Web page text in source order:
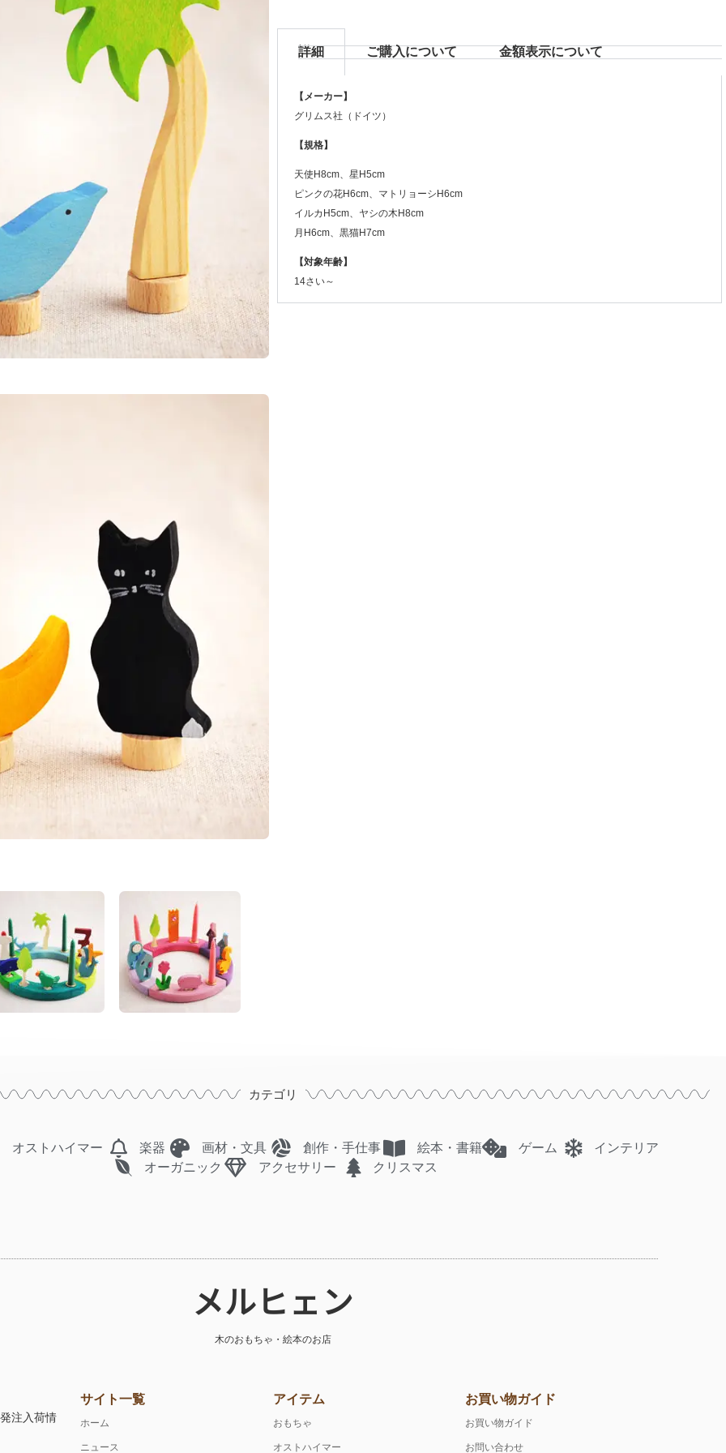
詳細 ご購入について ⾦額表⽰について
【メーカー】
グリムス社（ドイツ）
【規格】
天使H8cm、星H5cm
ピンクの花H6cm、マトリョーシH6cm
イルカH5cm、ヤシの木H8cm
月H6cm、黒猫H7cm
【対象年齢】
14さい～
カテゴリ
オストハイマー 楽器 画材・文具 創作・手仕事 絵本・書籍 ゲーム
インテリア
オーガニック
アクセサリー クリスマス
メルヒェン
木のおもちゃ・絵本のお店
注入荷情
サイト一覧
ホーム
ニュース
アイテム
おもちゃ
オストハイマー
お買い物ガイド
お買い物ガイド
お問い合わせ